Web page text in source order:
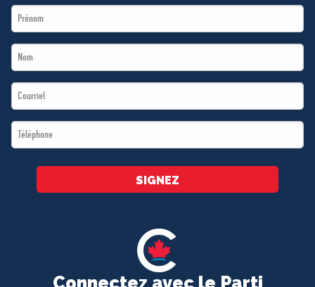
First
Name
Last
Name
Email
*
Téléphone
*
SIGNEZ